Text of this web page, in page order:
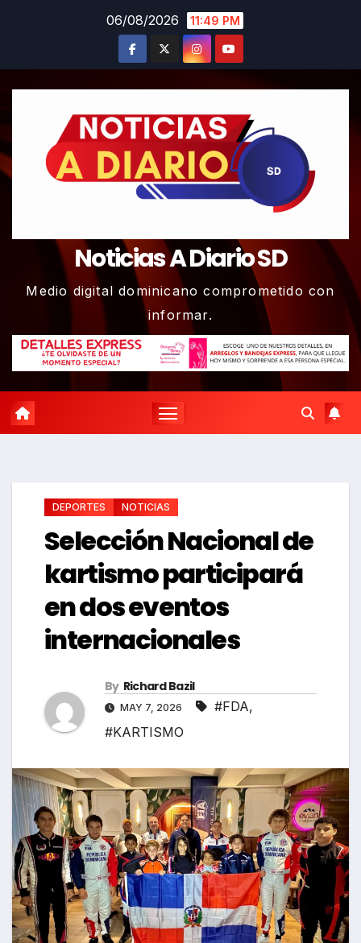
06/08/2026 11:49 PM
Noticias A Diario SD
Medio digital dominicano comprometido con
informar.
DEPORTES NOTICIAS
Selección Nacional de
kartismo participará
en dos eventos
internacionales
By Richard Bazil
MAY 7, 2026 #FDA,
#KARTISMO